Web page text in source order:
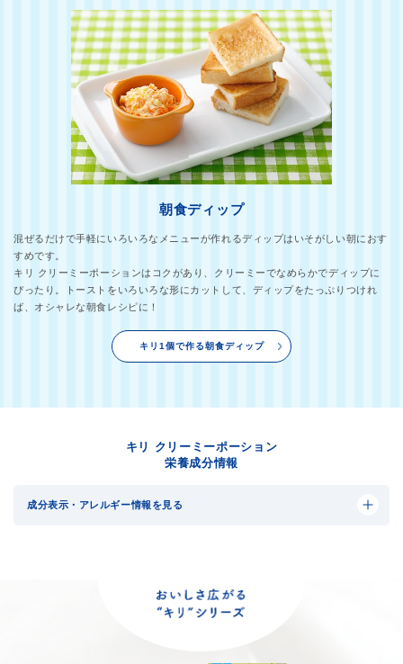
朝食ディップ
混ぜるだけで手軽にいろいろなメニューが作れるディップはいそがしい朝におす
すめです。
キリ クリーミーポーションはコクがあり、クリーミーでなめらかでディップに
ぴったり。トーストをいろいろな形にカットして、ディップをたっぷりつけれ
ば、オシャレな朝食レシピに！
キリ1個で作る朝食ディップ
キリ クリーミーポーション
栄養成分情報
成分表示・アレルギー情報を見る